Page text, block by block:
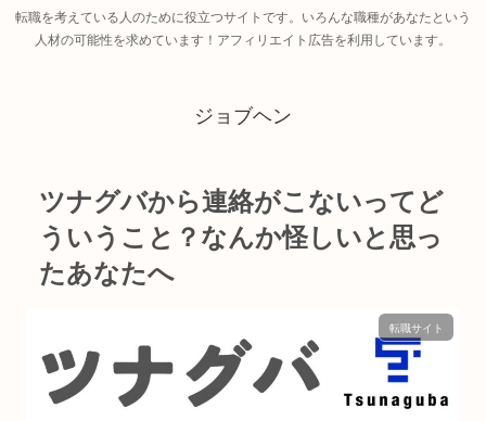
転職を考えている人のために役立つサイトです。いろんな職種があなたという
人材の可能性を求めています！アフィリエイト広告を利用しています。
ジョブヘン
ツナグバから連絡がこないってど
ういうこと？なんか怪しいと思っ
たあなたへ
転職サイト